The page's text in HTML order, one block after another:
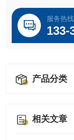
服务热线
133-
产品分类
相关文章